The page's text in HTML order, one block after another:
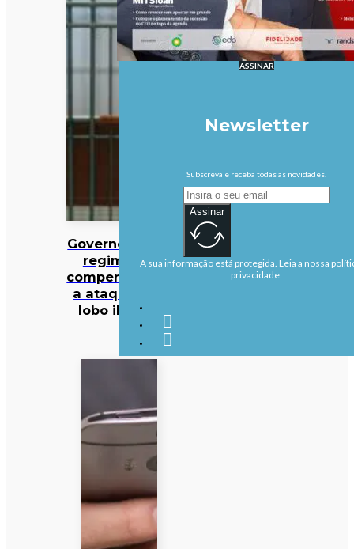
Governo altera
regime de
compensações
a ataques de
lobo ibérico
ASSINAR
Newsletter
Subscreva e receba todas as novidades.
Assinar
A sua informação está protegida. Leia a nossa
privacidade.